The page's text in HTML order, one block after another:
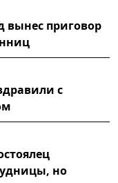
вынес приговор
с
но